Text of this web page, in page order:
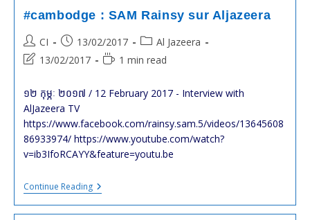
DÉRIVE
TOTALITAIRE
PLUS
EN
PLUS
#cambodge : SAM Rainsy sur Aljazeera
Post
author:
CI
Post
published:
13/02/2017
Post
category:
Al Jazeera
Post
modified:
13/02/2017
Reading1 min read
១២ កុម្ភៈ ២០១៧ / 12 February 2017 - Interview with
AlJazeera TV
https://www.facebook.com/rainsy.sam.5/videos/13645608
86933974/ https://www.youtube.com/watch?
v=ib3IfoRCAYY&feature=youtu.be
Continue Reading#cambodge
:
SAM